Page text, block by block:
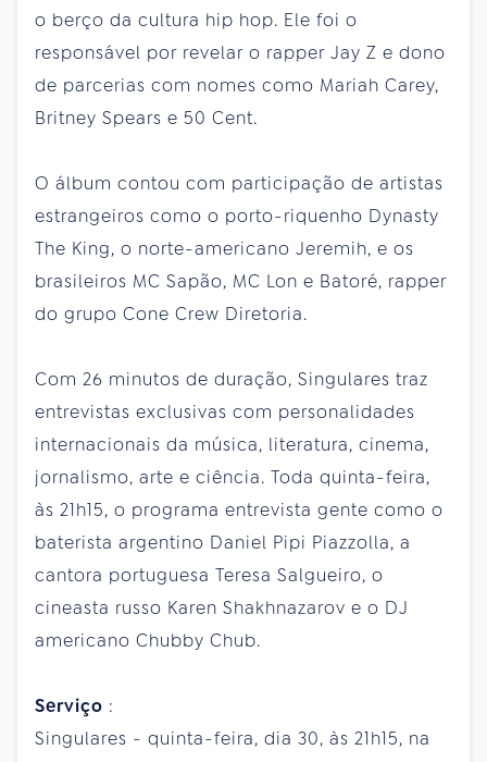
o berço da cultura hip hop. Ele foi o
responsável por revelar o rapper Jay Z e dono
de parcerias com nomes como Mariah Carey,
Britney Spears e 50 Cent.
O álbum contou com participação de artistas
estrangeiros como o porto-riquenho Dynasty
The King, o norte-americano Jeremih, e os
brasileiros MC Sapão, MC Lon e Batoré, rapper
do grupo Cone Crew Diretoria.
Com 26 minutos de duração, Singulares traz
entrevistas exclusivas com personalidades
internacionais da música, literatura, cinema,
jornalismo, arte e ciência. Toda quinta-feira,
às 21h15, o programa entrevista gente como o
baterista argentino Daniel Pipi Piazzolla, a
cantora portuguesa Teresa Salgueiro, o
cineasta russo Karen Shakhnazarov e o DJ
americano Chubby Chub.
Serviço :
Singulares - quinta-feira, dia 30, às 21h15, na